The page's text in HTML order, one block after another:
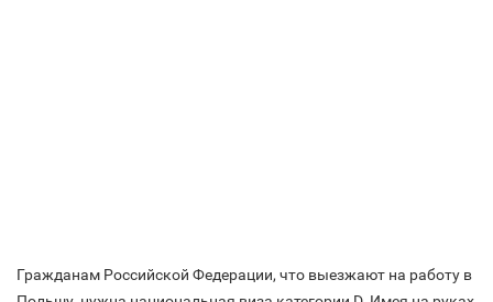
Гражданам Российской Федерации, что выезжают на работу в